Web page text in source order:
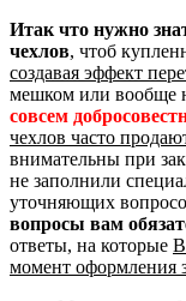
Итак что нужно
чехлов, чтоб
создавая эффект
мешком или вообще
совсем
чехлов часто
внимательны при
не заполнили
уточняющих
вопросы вам
ответы, на которые
момент оформления